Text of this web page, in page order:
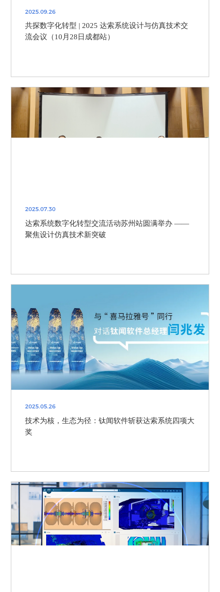
2025.09.26
共探数字化转型 | 2025 达索系统设计与仿真技术交
流会议（10月28日成都站）
2025.07.30
达索系统数字化转型交流活动苏州站圆满举办 ——
聚焦设计仿真技术新突破
2025.05.26
技术为核，生态为径：钛闻软件斩获达索系统四项大
奖